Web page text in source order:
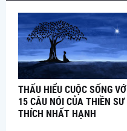
THẤU HIỂU CUỘC SỐNG VỚI
15 CÂU NÓI CỦA THIỀN SƯ
THÍCH NHẤT HẠNH